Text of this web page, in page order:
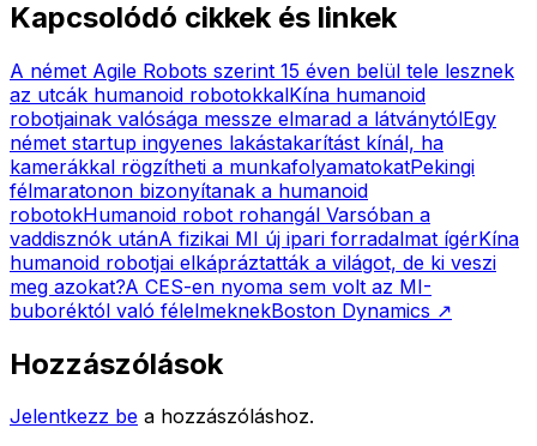
Kapcsolódó cikkek és linkek
A német Agile Robots szerint 15 éven belül tele lesznek
az utcák humanoid robotokkalKína humanoid
robotjainak valósága messze elmarad a látványtólEgy
német startup ingyenes lakástakarítást kínál, ha
kamerákkal rögzítheti a munkafolyamatokatPekingi
félmaratonon bizonyítanak a humanoid
robotokHumanoid robot rohangál Varsóban a
vaddisznók utánA fizikai MI új ipari forradalmat ígérKína
humanoid robotjai elkápráztatták a világot, de ki veszi
meg azokat?A CES-en nyoma sem volt az MI-
buboréktól való félelmeknekBoston Dynamics ↗
Hozzászólások
Jelentkezz be a hozzászóláshoz.